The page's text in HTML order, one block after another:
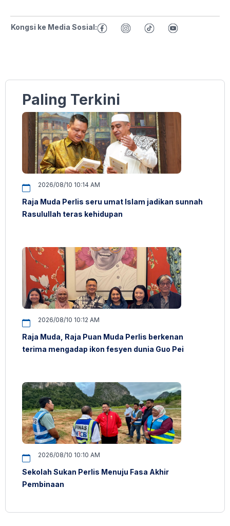
Kongsi ke Media Sosial:
Paling Terkini
2026/08/10 10:14 AM
Raja Muda Perlis seru umat Islam jadikan sunnah
Rasulullah teras kehidupan
2026/08/10 10:12 AM
Raja Muda, Raja Puan Muda Perlis berkenan
terima mengadap ikon fesyen dunia Guo Pei
2026/08/10 10:10 AM
Sekolah Sukan Perlis Menuju Fasa Akhir
Pembinaan